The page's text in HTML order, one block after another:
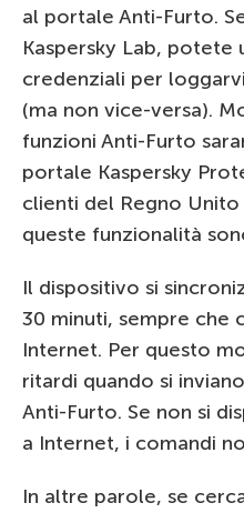
al portale Anti-Furto.
Kaspersky Lab, potete
credenziali per
(ma non vice-versa).
funzioni Anti-Furto
portale Kaspersky
clienti del Regno
queste funzionalità
Il dispositivo si
30 minuti, sempre che
Internet. Per questo
ritardi quando si
Anti-Furto. Se non si
a Internet, i comandi
In altre parole, se